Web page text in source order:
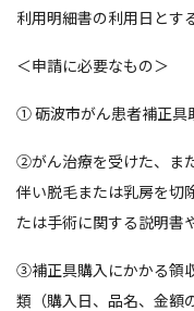
利用明細書の利用日とす
＜申請に必要なもの＞
①砺波市がん患者補正
②がん治療を受けた、ま
伴い脱毛または乳房を切
たは手術に関する説明書
③補正具購入にかかる領
類（購入日、品名、金額